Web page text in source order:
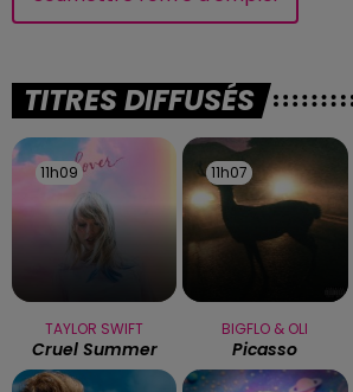
TITRES DIFFUSÉS
11h09
11h09
TAYLOR SWIFT
Cruel Summer
11h07
11h07
BIGFLO & OLI
Picasso